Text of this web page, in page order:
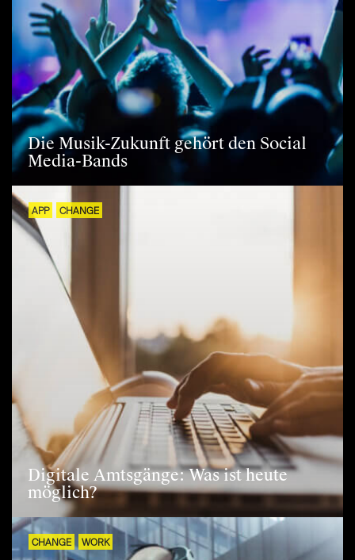
Die Musik-Zukunft gehört den Social
Media-Bands
APP CHANGE
Digitale Amtsgänge: Was ist heute
möglich?
CHANGE WORK